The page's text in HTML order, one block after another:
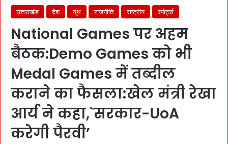
उत्तराखंड देश यूथ राजनीति राष्ट्रीय स्पोर्ट्स
National Games पर अहम
बैठक:Demo Games को भी
Medal Games में तब्दील
कराने का फैसला:खेल मंत्री रेखा
आर्य ने कहा,`सरकार-UoA
करेगी पैरवी’